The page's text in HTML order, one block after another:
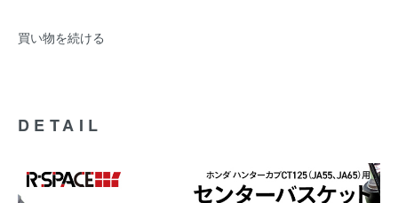
買い物を続ける
DETAIL